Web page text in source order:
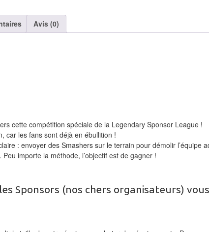
Avis (0)
cette compétition spéciale de la Legendary Sponsor League !
car les fans sont déjà en ébullition !
: envoyer des Smashers sur le terrain pour démolir l’équipe
importe la méthode, l’objectif est de gagner !
Sponsors (nos chers organisateurs)